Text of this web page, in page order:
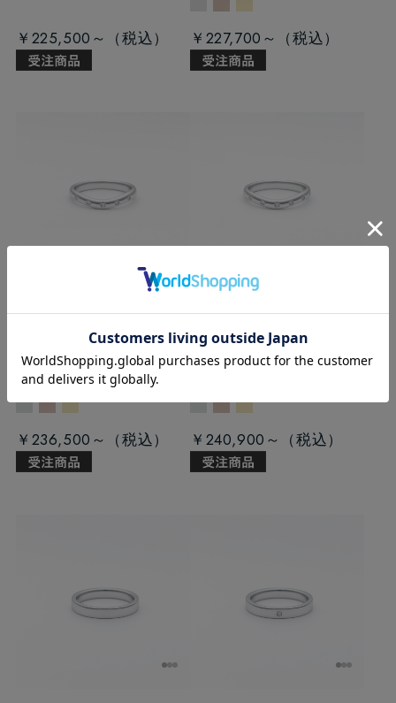
￥225,500～ ￥227,700～
B015 ラボグロウンダイ
ヤモンド/リン
グ/0.04ctPlatinum
Ring/B015TRG-5
￥236,500～
B015 ラボグロウンダイ
ヤモンド/リン
グ/0.056ctPlatinum
￥240,900～